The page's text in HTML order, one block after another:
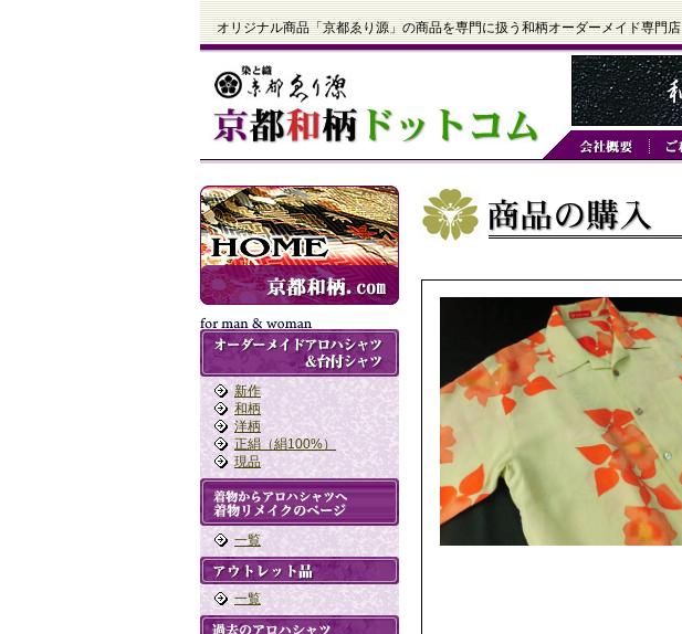
オリジナル商品「京都ゑり源」の商品を専門に扱う和柄オーダーメイド専門店
新作
和柄
洋柄
正絹（絹100%）
現品
一覧
一覧